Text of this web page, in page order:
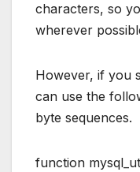
characters, so
wherever
However, if you
can use the
byte sequences.
function